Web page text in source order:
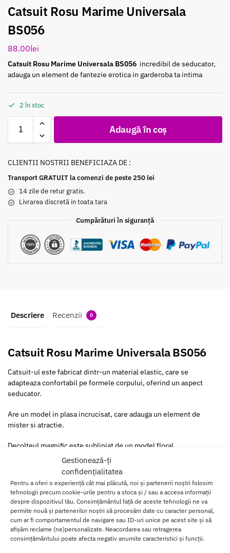
Gestionează-ți
confidențialitatea
Pentru a oferi o experiență cât mai plăcută, noi și partenerii noștri folosim
tehnologii precum cookie-urile pentru a stoca și / sau a accesa informații
despre dispozitivul tău. Consimțământul față de aceste tehnologii ne va
permite nouă și partenerilor noștri să procesăm date cu caracter personal,
cum ar fi comportamentul de navigare sau ID-uri unice pe acest site și să
afișăm reclame (ne)personalizate. Neacordarea sau retragerea
consimțământului poate afecta negativ anumite caracteristici și funcții.
Catsuit Rosu Marime Universala
BS056
88.00lei
Catsuit Rosu Marime Universala BS056 incredibil de seducator,
adauga un element de fantezie erotica in garderoba ta intima
2 în stoc
Adaugă în coș
CLIENTII NOSTRII BENEFICIAZA DE :
Transport GRATUIT la comenzi de peste 250 lei
14 zile de retur gratis.
Livrarea discretă in toata tara
Cumpărături în siguranță
Descriere Recenzii 0
Catsuit Rosu Marime Universala BS056
Catsuit-ul este fabricat dintr-un material elastic, care se
adapteaza confortabil pe formele corpului, oferind un aspect
seducator.
Are un model in plasa incrucisat, care adauga un element de
mister si atractie.
Decolteul magnific este subliniat de un model floral.
Este deschis complet in zona pubiana si pe fese, oferind un aspect
provocator si jucaus.
Aceasta caracteristica permite accesul usor si facil in timpul
activitatilor sexuale.
Avand o marime unversala, este conceput pentru a se potrivi
marimilor de la 36 la 42.